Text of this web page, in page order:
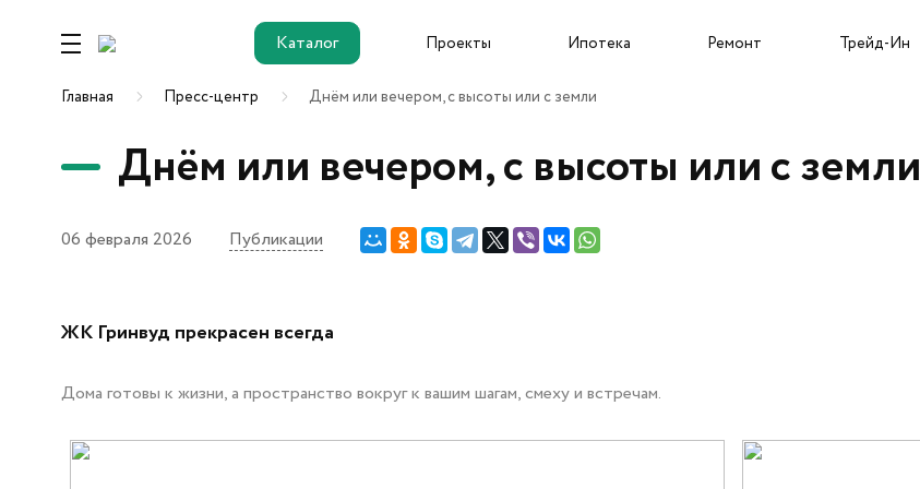
Каталог Проекты Ипотека Ремонт Трейд-Ин
Каталог Собственникам и новоселам
Ремонт от
застройщика
Трейд-Ин
ЖК Гринвуд
ЖК ДОК
Команда
Карьера
Сюжеты
Главная Пресс-центр Днём или вечером, с высоты или с земли
Днём или вечером, с высоты или с земли
06 февраля 2026 Публикации
ЖК Гринвуд прекрасен всегда
Дома готовы к жизни, а пространство вокруг к вашим шагам, смеху и встречам.